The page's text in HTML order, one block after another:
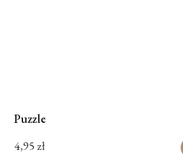
Puzzle
4,95zł